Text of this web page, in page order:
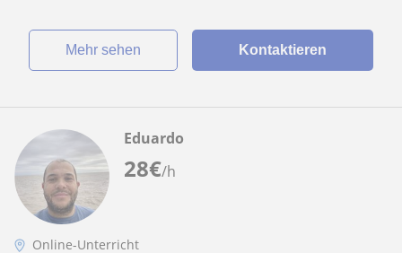
Mehr sehen Kontaktieren
28€/h
Eduardo
Online-Unterricht